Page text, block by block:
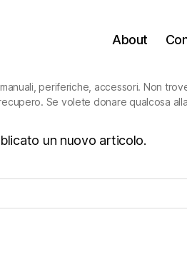
About
periferiche, accessori. Non
Se volete donare qualcosa
un nuovo articolo.